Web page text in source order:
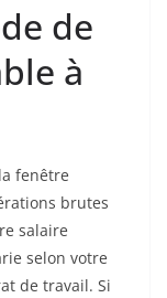
de
à
fenêtre
brutes
salaire
selon votre
de travail. Si